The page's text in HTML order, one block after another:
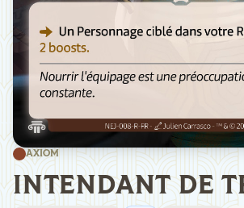
AXIOM
INTENDANT DE